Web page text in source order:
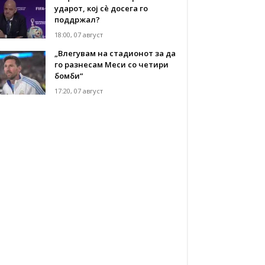
ударот, кој сè досега го
поддржал?
18:00, 07 август
„Влегувам на стадионот за да
го разнесам Меси со четири
бомби“
17:20, 07 август